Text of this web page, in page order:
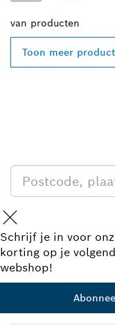
van producten
Toon meer
Schrijf je in voor
korting op je
webshop!